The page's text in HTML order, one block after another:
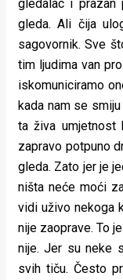
gledalac i prazan
gleda. Ali čija
sagovornik. Sve
tim ljudima van
iskomuniciramo
kada nam se
ta živa umjetnost
zapravo potpuno
gleda. Zato jer je
ništa neće moći
vidi uživo nekoga
nije zaoprave. To
nije. Jer su neke
svih tiču. Često